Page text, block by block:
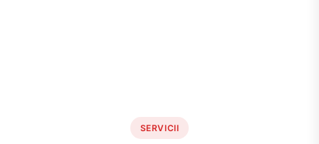
SERVICII